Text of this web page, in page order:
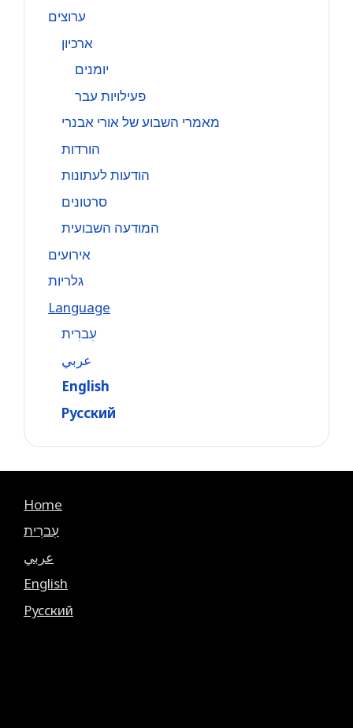
ערוצים
ארכיון
יומנים
פעילויות עבר
מאמרי השבוע של אורי אבנרי
הורדות
הודעות לעתונות
סרטונים
המודעה השבועית
אירועים
גלריות
Language
עִברִית
عربي
English
Русский
Home
עִברִית
عربي
English
Русский